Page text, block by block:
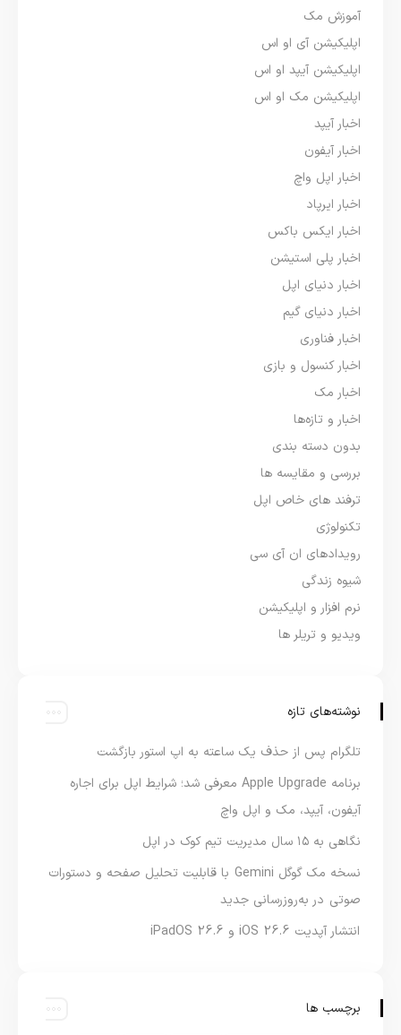
آموزش مک
اپلیکیشن آی او اس
اپلیکیشن آیپد او اس
اپلیکیشن مک او اس
اخبار آیپد
اخبار آیفون
اخبار اپل واچ
اخبار ایرپاد
اخبار ایکس باکس
اخبار پلی استیشن
اخبار دنیای اپل
اخبار دنیای گیم
اخبار فناوری
اخبار کنسول و بازی
اخبار مک
اخبار و تازه‌ها
بدون دسته بندی
بررسی و مقایسه ها
ترفند های خاص اپل
تکنولوژی
رویدادهای ان آی سی
شیوه زندگی
نرم افزار و اپلیکیشن
ویدیو و تریلر ها
نوشته‌های تازه
تلگرام پس از حذف یک ساعته به اپ استور بازگشت
برنامه Apple Upgrade معرفی شد؛ شرایط اپل برای اجاره
آیفون، آیپد، مک و اپل واچ
نگاهی به ۱۵ سال مدیریت تیم کوک در اپل
نسخه مک گوگل Gemini با قابلیت تحلیل صفحه و دستورات
صوتی در به‌روزرسانی جدید
انتشار آپدیت iOS 26.6 و iPadOS 26.6
برچسب ها